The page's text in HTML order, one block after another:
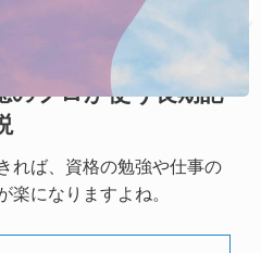
のプロが使う長期記
れば、資格の勉強や仕事の
楽になりますよね。